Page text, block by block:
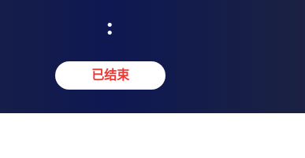
:
已结束